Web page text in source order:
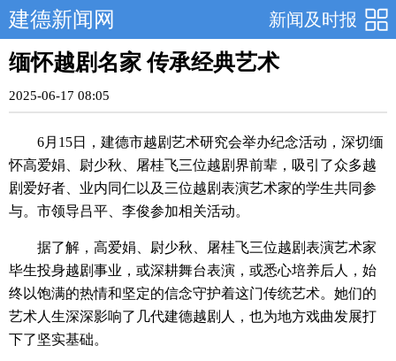
新闻及时报
建德新闻网
缅怀越剧名家 传承经典艺术
2025-06-17 08:05
6月15日，建德市越剧艺术研究会举办纪念活动，深切缅
怀高爱娟、尉少秋、屠桂飞三位越剧界前辈，吸引了众多越
剧爱好者、业内同仁以及三位越剧表演艺术家的学生共同参
与。市领导吕平、李俊参加相关活动。
据了解，高爱娟、尉少秋、屠桂飞三位越剧表演艺术家
毕生投身越剧事业，或深耕舞台表演，或悉心培养后人，始
终以饱满的热情和坚定的信念守护着这门传统艺术。她们的
艺术人生深深影响了几代建德越剧人，也为地方戏曲发展打
下了坚实基础。